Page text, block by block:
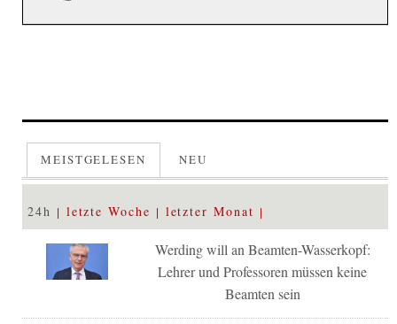
MEISTGELESEN NEU
24h letzte Woche letzter Monat
Werding will an Beamten-Wasserkopf:
Lehrer und Professoren müssen keine
Beamten sein